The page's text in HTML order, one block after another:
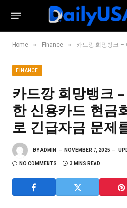
Home » Finance » 카드깡 희망뱅크 – 빠르고 안전한
FINANCE
카드깡 희망뱅크
한 신용카드 현금
로 긴급자금 문제
BYADMIN NOVEMBER 7, 2025
NO COMMENTS 3 MINS READ